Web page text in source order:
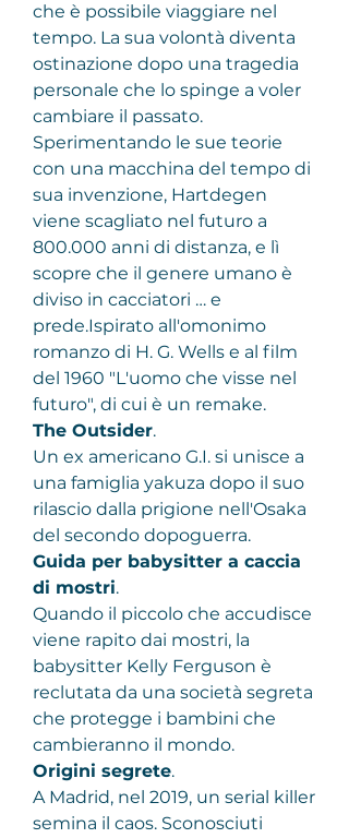
che è possibile viaggiare nel
tempo. La sua volontà diventa
ostinazione dopo una tragedia
personale che lo spinge a voler
cambiare il passato.
Sperimentando le sue teorie
con una macchina del tempo di
sua invenzione, Hartdegen
viene scagliato nel futuro a
800.000 anni di distanza, e lì
scopre che il genere umano è
diviso in cacciatori … e
prede.Ispirato all'omonimo
romanzo di H. G. Wells e al film
del 1960 "L'uomo che visse nel
futuro", di cui è un remake.
The Outsider.
Un ex americano G.I. si unisce a
una famiglia yakuza dopo il suo
rilascio dalla prigione nell'Osaka
del secondo dopoguerra.
Guida per babysitter a caccia
di mostri.
Quando il piccolo che accudisce
viene rapito dai mostri, la
babysitter Kelly Ferguson è
reclutata da una società segreta
che protegge i bambini che
cambieranno il mondo.
Origini segrete.
A Madrid, nel 2019, un serial killer
semina il caos. Sconosciuti